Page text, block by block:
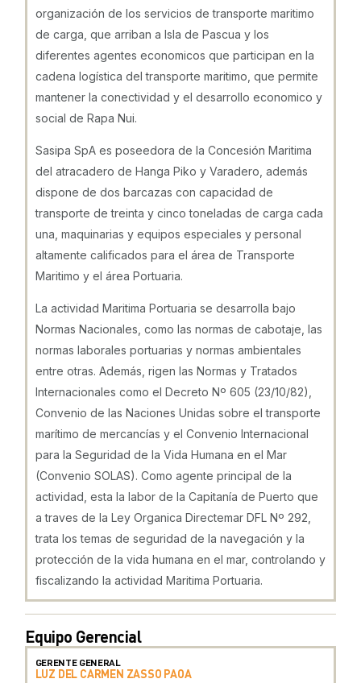
organización de los servicios de transporte maritimo
de carga, que arriban a Isla de Pascua y los
diferentes agentes economicos que participan en la
cadena logística del transporte maritimo, que permite
mantener la conectividad y el desarrollo economico y
social de Rapa Nui.
Sasipa SpA es poseedora de la Concesión Maritima
del atracadero de Hanga Piko y Varadero, además
dispone de dos barcazas con capacidad de
transporte de treinta y cinco toneladas de carga cada
una, maquinarias y equipos especiales y personal
altamente calificados para el área de Transporte
Maritimo y el área Portuaria.
La actividad Maritima Portuaria se desarrolla bajo
Normas Nacionales, como las normas de cabotaje, las
normas laborales portuarias y normas ambientales
entre otras. Además, rigen las Normas y Tratados
Internacionales como el Decreto Nº 605 (23/10/82),
Convenio de las Naciones Unidas sobre el transporte
marítimo de mercancías y el Convenio Internacional
para la Seguridad de la Vida Humana en el Mar
(Convenio SOLAS). Como agente principal de la
actividad, esta la labor de la Capitanía de Puerto que
a traves de la Ley Organica Directemar DFL Nº 292,
trata los temas de seguridad de la navegación y la
protección de la vida humana en el mar, controlando y
fiscalizando la actividad Maritima Portuaria.
Equipo Gerencial
GERENTE GENERAL
LUZ DEL CARMEN ZASSO PAOA